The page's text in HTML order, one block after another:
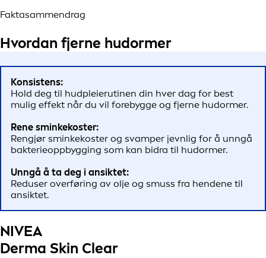
Faktasammendrag
Hvordan fjerne hudormer
Konsistens:
Hold deg til hudpleierutinen din hver dag for best
mulig effekt når du vil forebygge og fjerne hudormer.
Rene sminkekoster:
Rengjør sminkekoster og svamper jevnlig for å unngå
bakterieoppbygging som kan bidra til hudormer.
Unngå å ta deg i ansiktet:
Reduser overføring av olje og smuss fra hendene til
ansiktet.
NIVEA
Derma Skin Clear